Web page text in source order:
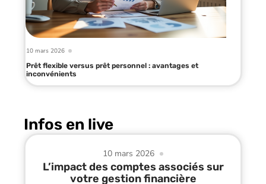
10 mars 2026
Prêt flexible versus prêt personnel : avantages et
inconvénients
Infos en live
10 mars 2026
L’impact des comptes associés sur
votre gestion financière